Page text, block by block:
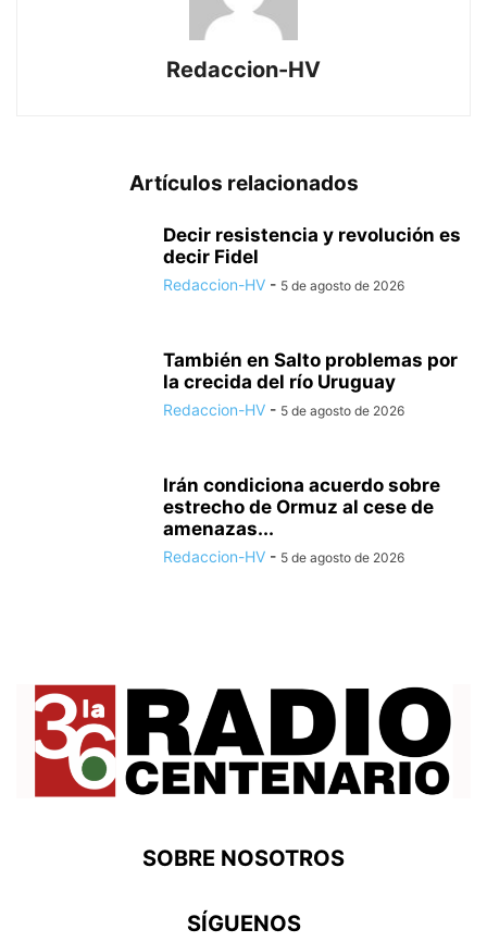
Redaccion-HV
Artículos relacionados
Decir resistencia y revolución es
decir Fidel
Redaccion-HV - 5 de agosto de 2026
También en Salto problemas por
la crecida del río Uruguay
Redaccion-HV - 5 de agosto de 2026
Irán condiciona acuerdo sobre
estrecho de Ormuz al cese de
amenazas...
Redaccion-HV - 5 de agosto de 2026
SOBRE NOSOTROS
SÍGUENOS